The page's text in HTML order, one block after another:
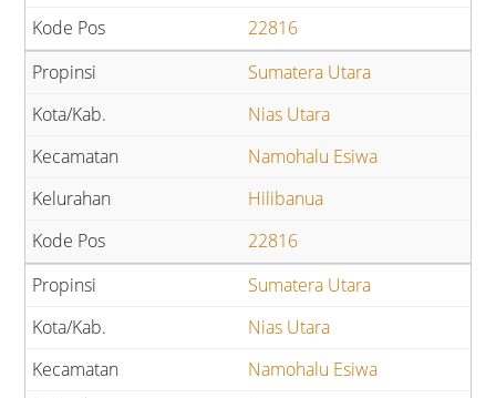
22816
Sumatera Utara
Nias Utara
Namohalu Esiwa
Hilibanua
22816
Sumatera Utara
Nias Utara
Namohalu Esiwa